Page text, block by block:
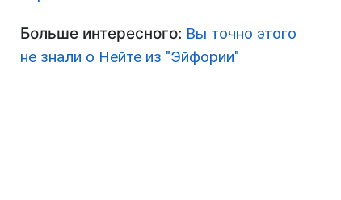
Больше интересного: Вы точно этого
не знали о Нейте из "Эйфории"